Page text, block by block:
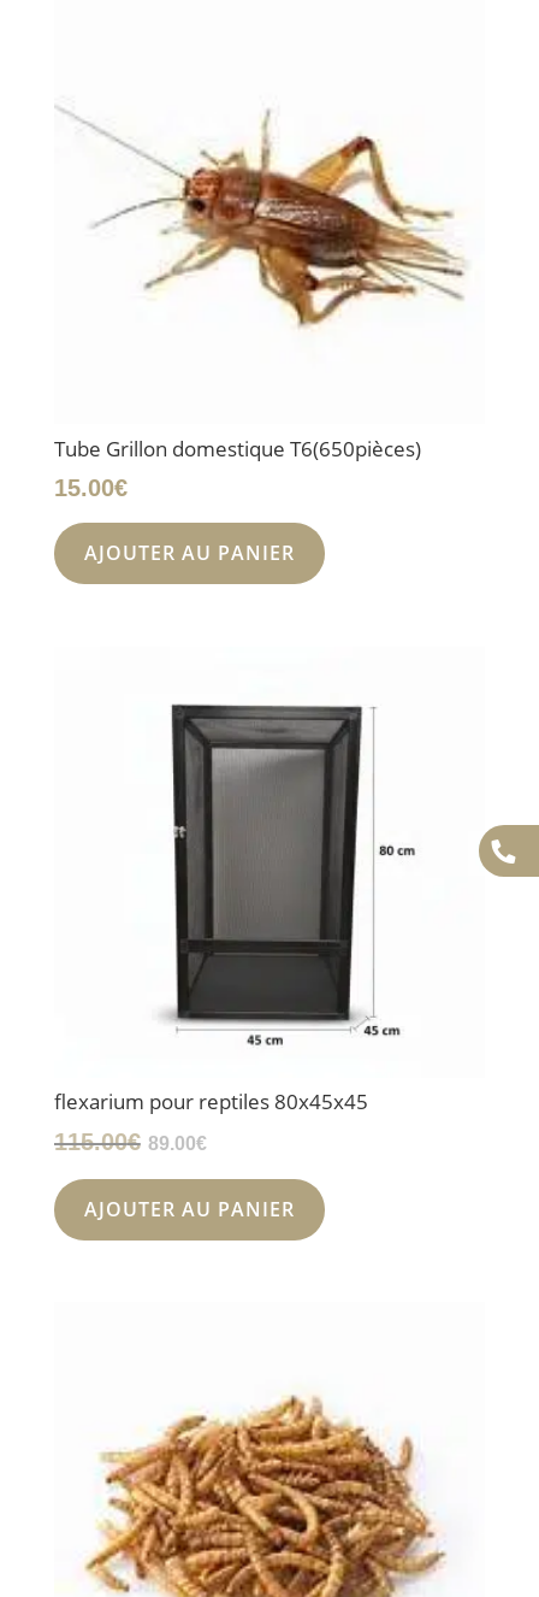
Tube Grillon domestique T6(650pièces)
15.00€
AJOUTER AU PANIER
flexarium pour reptiles 80x45x45
115.00€ Le
initial
était :
89.00€Le
actuel
est :
AJOUTER AU PANIER